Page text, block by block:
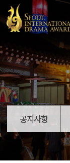
공지사항